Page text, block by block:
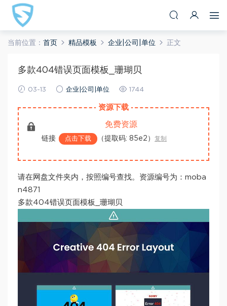
当前位置： 首页 精品模板 企业|公司|单位 正文
多款404错误页面模板_珊瑚贝
03-13 企业|公司|单位 1744
资源下载
免费资源
链接 点击下载 （提取码: 85e2） 复制
请在网盘文件夹内，按照编号查找。资源编号为：moba
n4871
多款404错误页面模板_珊瑚贝